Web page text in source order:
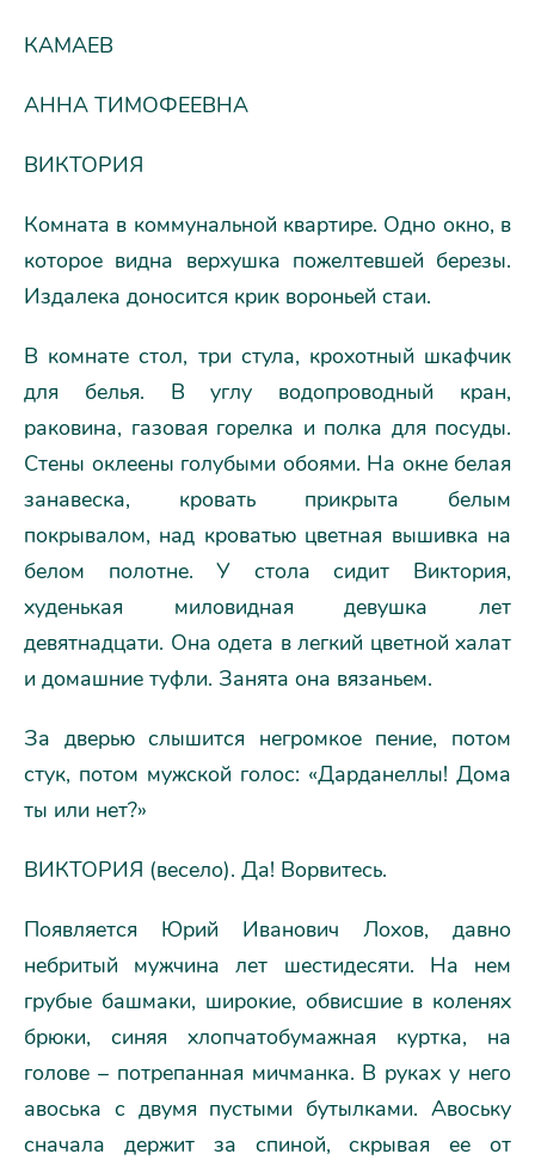
КАМАЕВ
АННА ТИМОФЕЕВНА
ВИКТОРИЯ
Комната в коммунальной квартире. Одно окно, в
которое видна верхушка пожелтевшей березы.
Издалека доносится крик вороньей стаи.
В комнате стол, три стула, крохотный шкафчик
для белья. В углу водопроводный кран,
раковина, газовая горелка и полка для посуды.
Стены оклеены голубыми обоями. На окне белая
занавеска, кровать прикрыта белым
покрывалом, над кроватью цветная вышивка на
белом полотне. У стола сидит Виктория,
худенькая миловидная девушка лет
девятнадцати. Она одета в легкий цветной халат
и домашние туфли. Занята она вязаньем.
За дверью слышится негромкое пение, потом
стук, потом мужской голос: «Дарданеллы! Дома
ты или нет?»
ВИКТОРИЯ (весело). Да! Ворвитесь.
Появляется Юрий Иванович Лохов, давно
небритый мужчина лет шестидесяти. На нем
грубые башмаки, широкие, обвисшие в коленях
брюки, синяя хлопчатобумажная куртка, на
голове – потрепанная мичманка. В руках у него
авоська с двумя пустыми бутылками. Авоську
сначала держит за спиной, скрывая ее от